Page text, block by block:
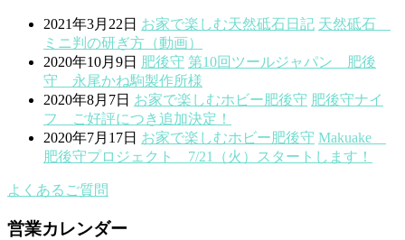
2021年3月22日 お家で楽しむ天然砥石日記 天然砥石
ミニ判の研ぎ方（動画）
2020年10月9日
肥後守 第10回ツールジャパン 肥後
守 永尾かね駒製作所様
2020年8月7日 お家で楽しむホビー 肥後守 肥後守ナイ
フ ご好評につき追加決定！
2020年7月17日 お家で楽しむホビー 肥後守 Makuake
肥後守プロジェクト 7/21（火）スタートします！
よくあるご質問
営業カレンダー